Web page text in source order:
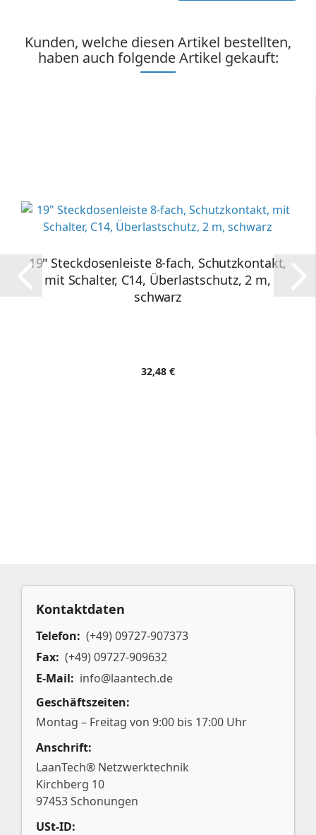
Kunden, welche diesen Artikel bestellten,
haben auch folgende Artikel gekauft:
19" Steckdosenleiste 8-fach, Schutzkontakt,
mit Schalter, C14, Überlastschutz, 2 m,
schwarz
32,48 €
Kontaktdaten
Telefon: (+49) 09727-907373
Fax: (+49) 09727-909632
E-Mail: info@laantech.de
Geschäftszeiten:
Montag – Freitag von 9:00 bis 17:00 Uhr
Anschrift:
LaanTech® Netzwerktechnik
Kirchberg 10
97453 Schonungen
USt-ID: